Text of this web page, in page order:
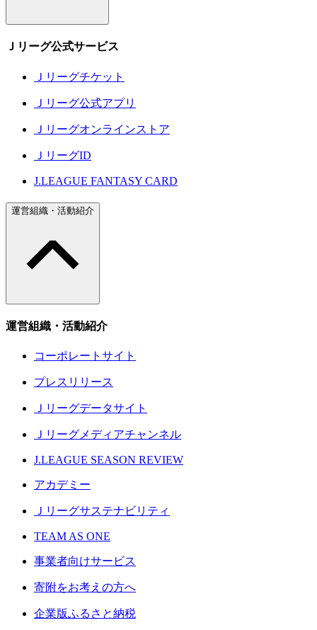
Ｊリーグ公式サービス
Ｊリーグチケット
Ｊリーグ公式アプリ
Ｊリーグオンラインストア
ＪリーグID
J.LEAGUE FANTASY CARD
運営組織・活動紹介
運営組織・活動紹介
コーポレートサイト
プレスリリース
Ｊリーグデータサイト
Ｊリーグメディアチャンネル
J.LEAGUE SEASON REVIEW
アカデミー
Ｊリーグサステナビリティ
TEAM AS ONE
事業者向けサービス
寄附をお考えの方へ
企業版ふるさと納税